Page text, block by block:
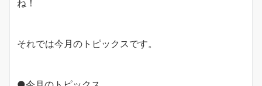
ね！
それでは今月のトピックスです。